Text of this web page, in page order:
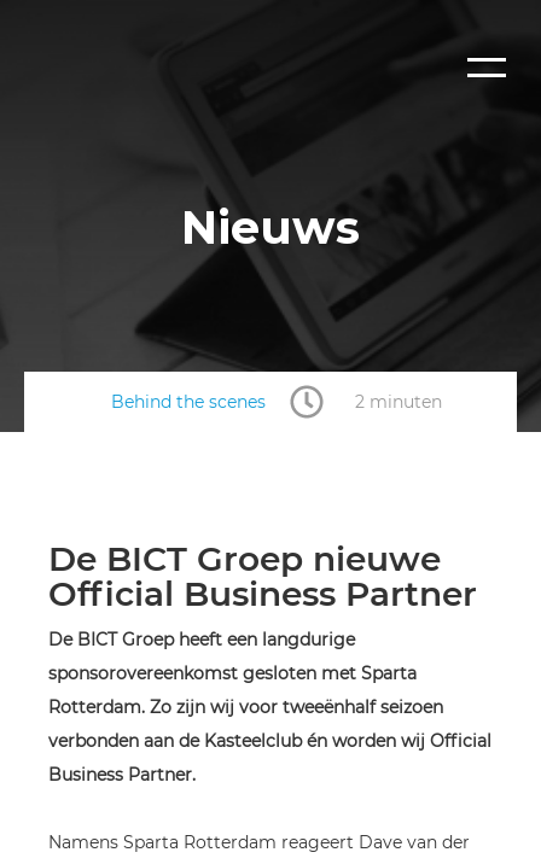
Nieuws
Behind the scenes 2 minuten
De BICT Groep nieuwe
Official Business Partner
De BICT Groep heeft een langdurige
sponsorovereenkomst gesloten met Sparta
Rotterdam. Zo zijn wij voor tweeënhalf seizoen
verbonden aan de Kasteelclub én worden wij Official
Business Partner.
Namens Sparta Rotterdam reageert Dave van der